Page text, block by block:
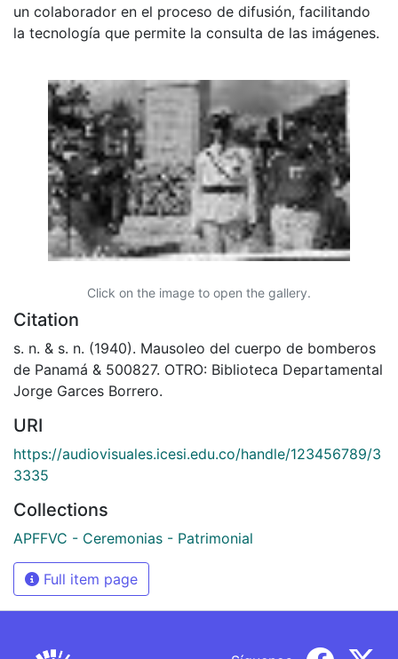
un colaborador en el proceso de difusión, facilitando
la tecnología que permite la consulta de las imágenes.
Click on the image to open the gallery.
Citation
s. n. & s. n. (1940). Mausoleo del cuerpo de bomberos
de Panamá & 500827. OTRO: Biblioteca Departamental
Jorge Garces Borrero.
URI
https://audiovisuales.icesi.edu.co/handle/123456789/3
3335
Collections
APFFVC - Ceremonias - Patrimonial
Full item page